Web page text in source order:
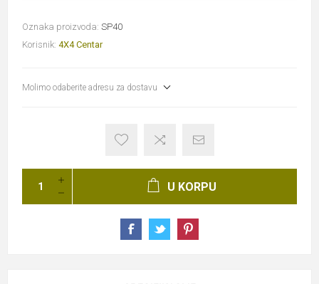
Oznaka proizvoda: SP40
Korisnik: 4X4 Centar
Molimo odaberite adresu za dostavu
U KORPU